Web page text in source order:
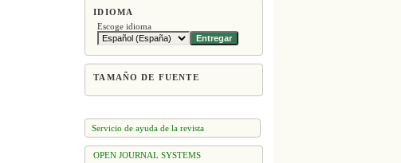
IDIOMA
Escoge idioma
TAMAÑO DE FUENTE
Servicio de ayuda de la revista
OPEN JOURNAL SYSTEMS